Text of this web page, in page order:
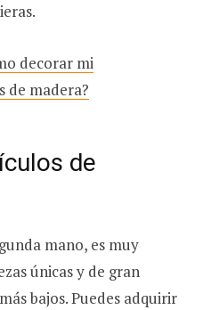
decorar mi
de madera?
de
mano, es muy
únicas y de gran
bajos. Puedes adquirir